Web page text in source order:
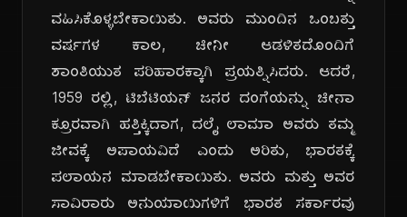
ವಹಿಸಿಕೊಳ್ಳಬೇಕಾಯಿತು. ಅವರು ಮುಂದಿನ ಒಂಬತ್ತು
ವರ್ಷಗಳ ಕಾಲ, ಚೀನೀ ಆಡಳಿತದೊಂದಿಗೆ
ಶಾಂತಿಯುತ ಪರಿಹಾರಕ್ಕಾಗಿ ಪ್ರಯತ್ನಿಸಿದರು. ಆದರೆ,
1959 ರಲ್ಲಿ, ಟಿಬೆಟಿಯನ್ ಜನರ ದಂಗೆಯನ್ನು ಚೀನಾ
ಕ್ರೂರವಾಗಿ ಹತ್ತಿಕ್ಕಿದಾಗ, ದಲೈ ಲಾಮಾ ಅವರು ತಮ್ಮ
ಜೀವಕ್ಕೆ ಅಪಾಯವಿದೆ ಎಂದು ಅರಿತು, ಭಾರತಕ್ಕೆ
ಪಲಾಯನ ಮಾಡಬೇಕಾಯಿತು. ಅವರು ಮತ್ತು ಅವರ
ಸಾವಿರಾರು ಅನುಯಾಯಿಗಳಿಗೆ ಭಾರತ ಸರ್ಕಾರವು